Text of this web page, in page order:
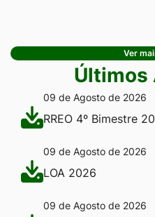
Ver
Últimos
09 de Agosto de 2026
RREO 4º Bimestre
09 de Agosto de 2026
LOA 2026
09 de Agosto de 2026